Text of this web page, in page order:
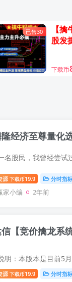
已售30
【
股发
公式
下载币
隆经济至尊量
源 下载币19.9 分时指
家小编 2年前
【竞价擒龙系
源 下载币19.9 分时指